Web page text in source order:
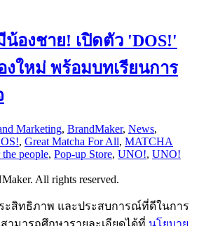
น้องชาย! เปิดตัว 'DOS!'
ใหม่ พร้อมบทเรียนการ
Marketing, BrandMaker, News,
, Great Matcha For All, MATCHA
people, Pop-up Store, UNO!, UNO!
All rights reserved.
ะสิทธิภาพ และประสบการณ์ที่ดีในการ
มารถศึกษารายละเอียดได้ที่ นโยบาย